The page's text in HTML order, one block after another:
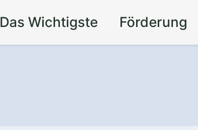
Das Wichtigste Förderung